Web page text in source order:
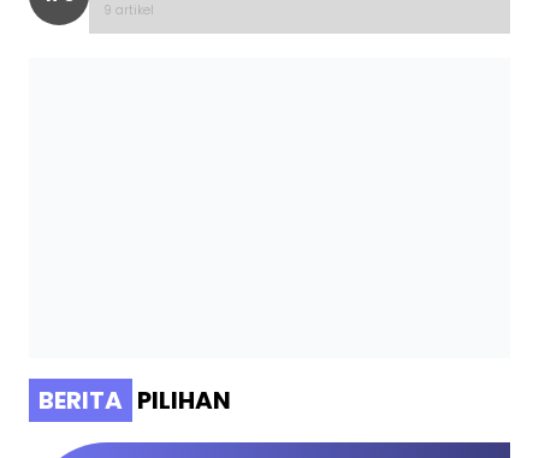
9 artikel
BERITA PILIHAN